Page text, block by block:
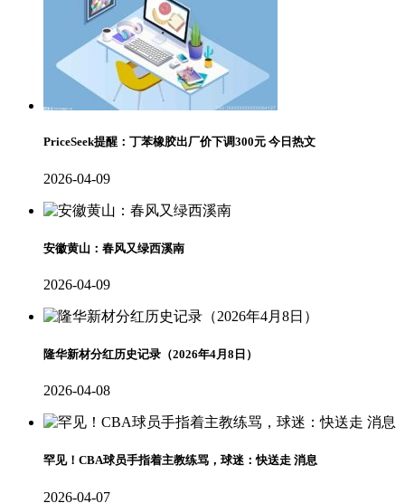
PriceSeek提醒：丁苯橡胶出厂价下调300元 今日热文
2026-04-09
安徽黄山：春风又绿西溪南
2026-04-09
隆华新材分红历史记录（2026年4月8日）
2026-04-08
罕见！CBA球员手指着主教练骂，球迷：快送走 消息
2026-04-07